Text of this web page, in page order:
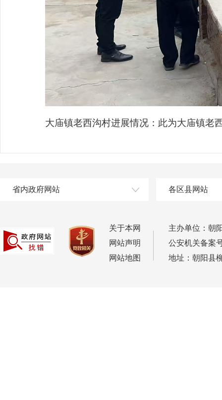
大庙镇老西沟村进展情况：此为大庙镇老
省内政府网站 各区县网站
关于本网
网站声明
网站地图
主办单位：朝
公安机关备案
地址：朝阳县